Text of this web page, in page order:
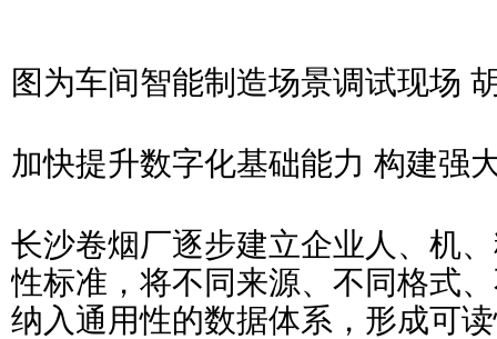
图为车间智能制造场景调试现场
加快提升数字化基础能力 构建强
长沙卷烟厂逐步建立企业人、机
性标准，将不同来源、不同格式
纳入通用性的数据体系，形成可